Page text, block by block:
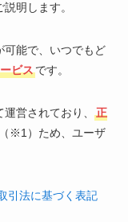
明します。
可能で、いつでもど
ビスです。
営されており、
正
※1）ため、ユーザ
引法に基づく表記